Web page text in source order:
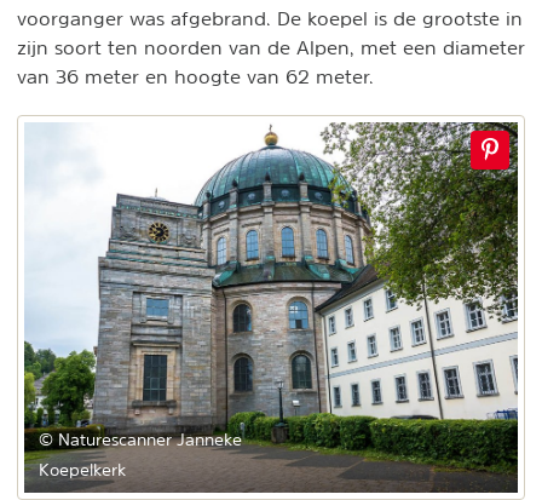
voorganger was afgebrand. De koepel is de grootste in
zijn soort ten noorden van de Alpen, met een diameter
van 36 meter en hoogte van 62 meter.
© Naturescanner Janneke
Koepelkerk